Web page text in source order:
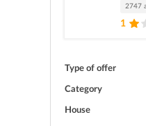
2747
1
Type of offer
Category
House